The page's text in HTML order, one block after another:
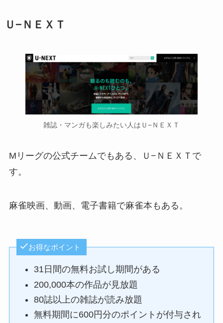
Ｕ−ＮＥＸＴ
雑誌・マンガも楽しみたい人はＵ−ＮＥＸＴ
Mリーグの公式チームでもある、Ｕ−ＮＥＸＴで
す。
麻雀映画、動画、電子書籍で麻雀本もある。
お得なポイント
31日間の無料お試し期間がある
200,000本の作品が見放題
80誌以上の雑誌が読み放題
無料期間に600円分のポイントが付与され